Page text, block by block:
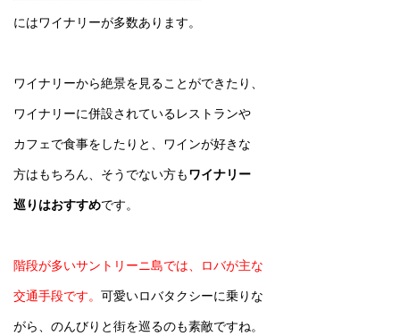
にはワイナリーが多数あります。
ワイナリーから絶景を見ることができたり、
ワイナリーに併設されているレストランや
カフェで食事をしたりと、ワインが好きな
方はもちろん、そうでない方もワイナリー
巡りはおすすめです。
階段が多いサントリーニ島では、ロバが主な
交通手段です。 可愛いロバタクシーに乗りな
がら、のんびりと街を巡るのも素敵ですね。